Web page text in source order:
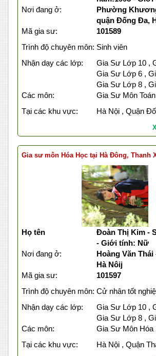
Nơi đang ở:
Phường
quận Đống Đa,
Mã gia sư:
101589
Trình độ chuyên môn: Sinh viên
Nhận dạy các lớp:
Gia Sư Lớp 10 ,
Gia Sư Lớp 6 ,
Gia Sư Lớp 8 ,
Các môn:
Gia Sư Môn
Tại các khu vực:
Hà Nội , Quận
Gia sư môn Hóa Học tại Hà Đông, Thanh
Họ tên
Đoàn Thị Kim -
- Giới tính: Nữ
Nơi đang ở:
Hoàng Văn Thái
Hà Nôij
Mã gia sư:
101597
Trình độ chuyên môn: Cử nhân tốt
Nhận dạy các lớp:
Gia Sư Lớp 10 ,
Gia Sư Lớp 8 ,
Các môn:
Gia Sư Môn Hóa
Tại các khu vực:
Hà Nội , Quận